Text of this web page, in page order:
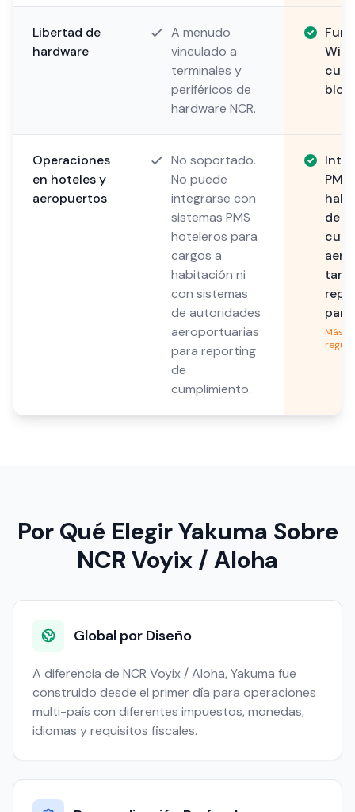
Libertad de
hardware
A menudo
vinculado a
terminales y
periféricos de
hardware NCR.
Operaciones
en hoteles y
aeropuertos
No soportado.
No puede
integrarse con
sistemas PMS
hoteleros para
cargos a
habitación ni
con sistemas
de autoridades
aeroportuarias
para reporting
de
cumplimiento.
de
Más
Por Qué Elegir Yakuma Sobre
NCR Voyix / Aloha
Global por Diseño
A diferencia de NCR Voyix / Aloha, Yakuma fue
construido desde el primer día para operaciones
multi-país con diferentes impuestos, monedas,
idiomas y requisitos fiscales.